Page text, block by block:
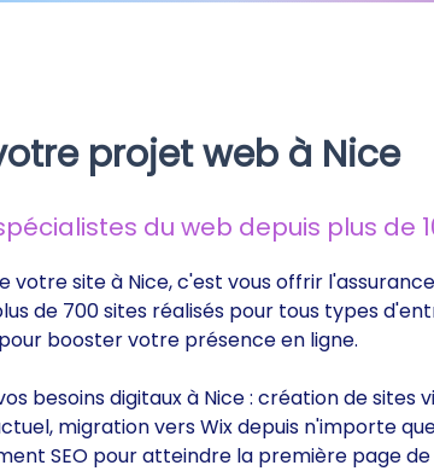
projet web à Nice
du web depuis plus de
votre site à Nice, c'est vous offrir
de 700 sites réalisés pour tous types
booster votre présence en ligne.
besoins digitaux à Nice : création de
migration vers Wix depuis n'importe
SEO pour atteindre la première page de